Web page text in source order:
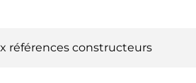
références constructeurs